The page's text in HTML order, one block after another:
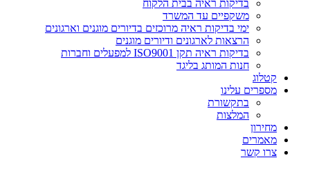
בדיקות ראיה בבית הלקוח
משקפיים עד המשרד
ימי בדיקות ראיה מרוכזים בדיורים מוגנים וארגונים
הרצאות לארגונים ודיורים מוגנים
בדיקות ראיה תקן ISO9001 למפעלים וחברות
חנות המותג בליגד
קטלוג
מספרים עלינו
בתקשורת
המלצות
מחירון
מאמרים
צרו קשר